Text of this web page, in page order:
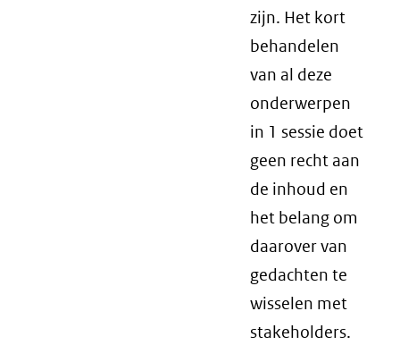
zijn. Het kort
behandelen
van al deze
onderwerpen
in 1 sessie doet
geen recht aan
de inhoud en
het belang om
daarover van
gedachten te
wisselen met
stakeholders.